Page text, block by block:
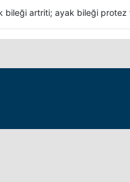
artriti; ayak bileği protez